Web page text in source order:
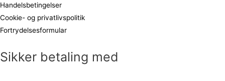
Handelsbetingelser
Cookie- og privatlivspolitik
Fortrydelsesformular
Sikker betaling med